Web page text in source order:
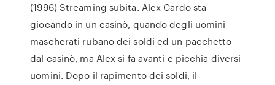
(1996) Streaming subita. Alex Cardo sta
giocando in un casinò, quando degli uomini
mascherati rubano dei soldi ed un pacchetto
dal casinò, ma Alex si fa avanti e picchia diversi
uomini. Dopo il rapimento dei soldi, il